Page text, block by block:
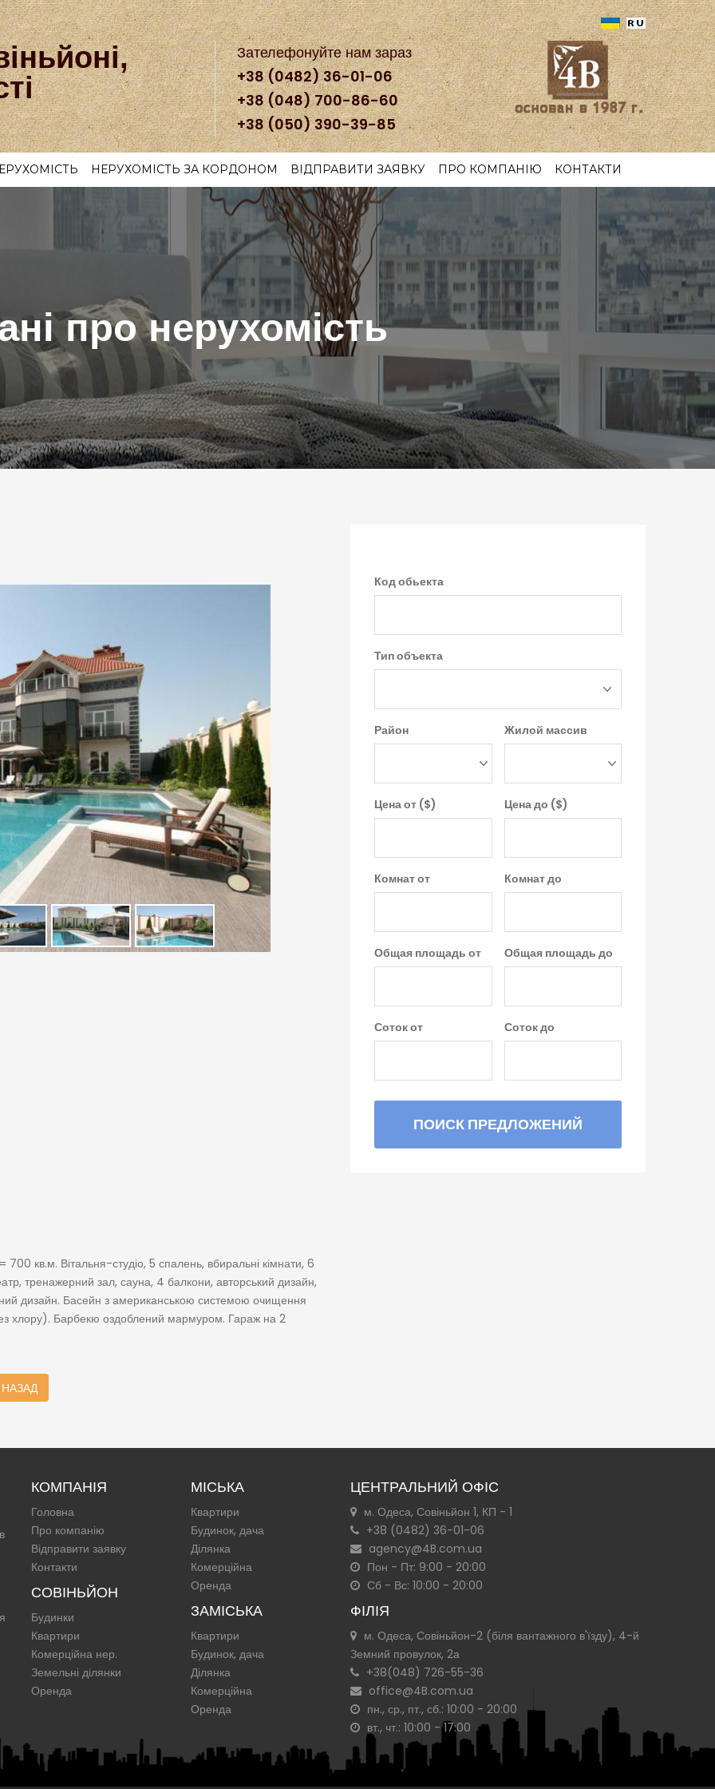
Зателефонуйте нам зараз
+38 (0482) 36-01-06
+38 (048) 700-86-60
+38 (050) 390-39-85
НЕРУХОМІСТЬ ЗА КОРДОНОМ ВІДПРАВИТИ ЗАЯВКУ ПРО КОМПАНІЮ КОНТАКТИ
про нерухомість
кв.м. Вітальня-студіо, 5 спалень, вбиральні кімнати, 6
тренажерний зал, сауна, 4 балкони, авторський дизайн,
дизайн. Басейн з американською системою очищення
хлору). Барбекю оздоблений мармуром. Гараж на 2
НАЗАД
Код обьекта
Тип объекта
Район Жилой массив
Цена от ($) Цена до ($)
Комнат от Комнат до
Общая площадь от Общая площадь до
Соток от Соток до
ПОИСК ПРЕДЛОЖЕНИЙ
КОМПАНІЯ
Головна
Про компанію
Відправити заявку
Контакти
СОВІНЬЙОН
Будинки
Квартири
Комерційна нер.
Земельні ділянки
Оренда
МІСЬКА
Квартири
Будинок, дача
Ділянка
Комерційна
Оренда
ЗАМІСЬКА
Квартири
Будинок, дача
Ділянка
Комерційна
Оренда
ЦЕНТРАЛЬНИЙ ОФІС
м. Одеса, Совіньйон 1, КП - 1
+38 (0482) 36-01-06
agency@4B.com.ua
Пон - Пт: 9:00 - 20:00
Сб - Вс: 10:00 - 20:00
ФІЛІЯ
м. Одеса, Совіньйон-2 (біля вантажного в'їзду), 4-й
Земний провулок, 2а
+38(048) 726-55-36
office@4B.com.ua
пн., ср., пт., сб.: 10:00 - 20:00
вт., чт.: 10:00 - 17:00